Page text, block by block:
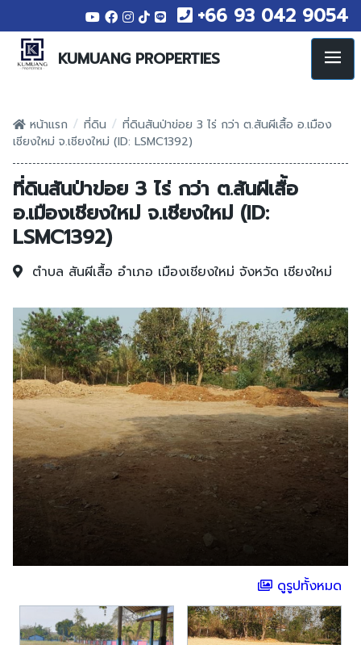
+66 93 042 9054
KUMUANG PROPERTIES
หน้าแรก / ที่ดิน / ที่ดินสันป่าข่อย 3 ไร่ กว่า ต.สันผีเสื้อ อ.เมือง
เชียงใหม่ จ.เชียงใหม่ (ID: LSMC1392)
ที่ดินสันป่าข่อย 3 ไร่ กว่า ต.สันผีเสื้อ
อ.เมืองเชียงใหม่ จ.เชียงใหม่ (ID:
LSMC1392)
ตำบล สันผีเสื้อ อำเภอ เมืองเชียงใหม่ จังหวัด เชียงใหม่
ดูรูปทั้งหมด